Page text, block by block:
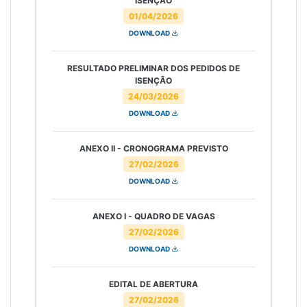
01/04/2026
DOWNLOAD
24/03/2026
RESULTADO PRELIMINAR DOS PEDIDOS DE
ISENÇÃO
DOWNLOAD
27/02/2026
ANEXO II - CRONOGRAMA PREVISTO
DOWNLOAD
27/02/2026
ANEXO I - QUADRO DE VAGAS
DOWNLOAD
27/02/2026
EDITAL DE ABERTURA